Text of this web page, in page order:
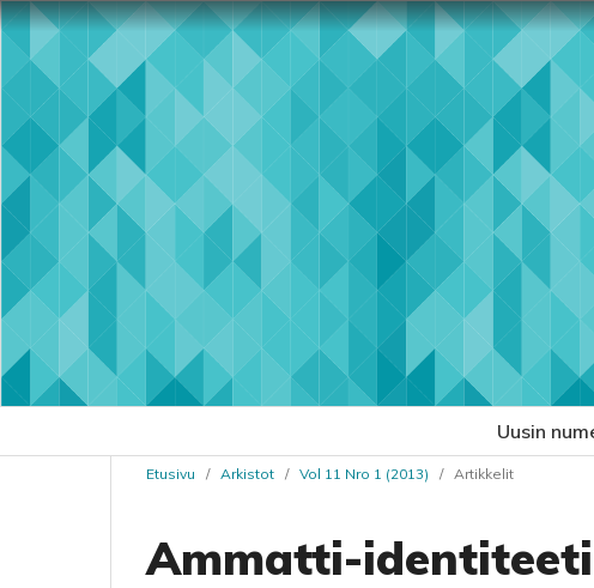
Uusin
Etusivu / Arkistot / Vol 11 Nro 1 (2013) / Artikkelit
Ammatti-